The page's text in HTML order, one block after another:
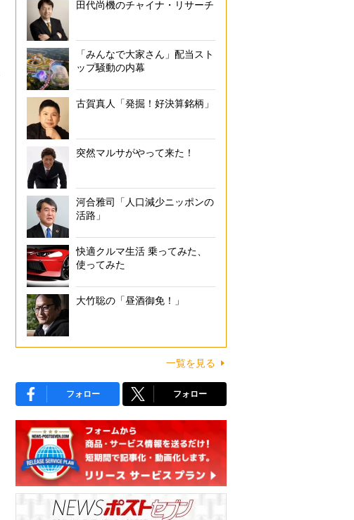
田代尚機のチャイナ・リサーチ
「みんなで大家さん」配当スト
ップ騒動の内幕
古賀真人「発掘！好決算銘柄」
突然マルサがやって来た！
河合雅司「人口減少ニッポンの
活路」
快適クルマ生活 乗ってみた、
使ってみた
大竹聡の「昼酒御免！」
一覧を見る
フォロー フォロー